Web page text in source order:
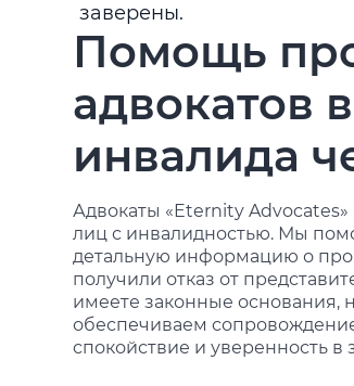
заверены.
Помощь
адвокатов
инвалида
Адвокаты «Eternity
лиц с инвалидностью. Мы
детальную информацию о
получили отказ от
имеете законные основания,
обеспечиваем
спокойствие и уверенность в